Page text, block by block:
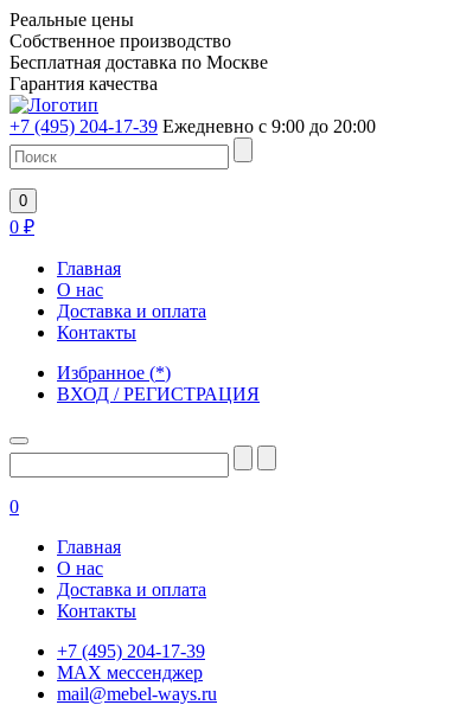
Реальные цены
Собственное производство
Бесплатная доставка по Москве
Гарантия качества
+7 (495) 204-17-39 Ежедневно с 9:00 до 20:00
0
0 ₽
Главная
О нас
Доставка и оплата
Контакты
Избранное (*)
ВХОД / РЕГИСТРАЦИЯ
0
Главная
О нас
Доставка и оплата
Контакты
+7 (495) 204-17-39
MAX мессенджер
mail@mebel-ways.ru